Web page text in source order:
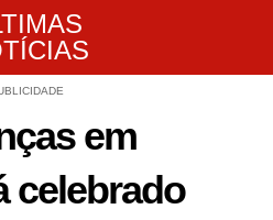
em
celebrado